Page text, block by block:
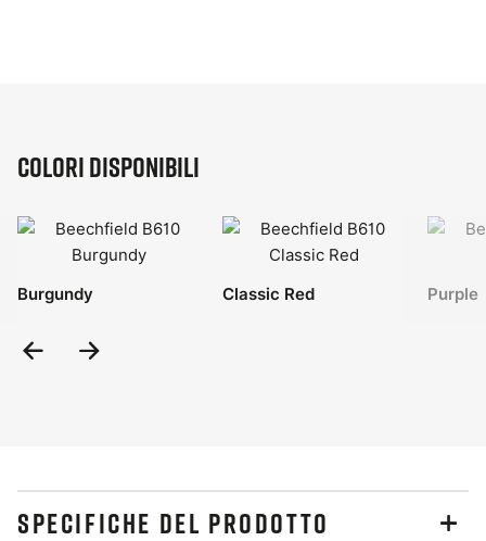
Colori disponibili
Burgundy Classic Red Purple
Previous
SPECIFICHE DEL PRODOTTO